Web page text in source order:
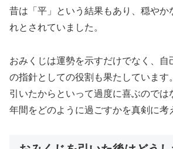
昔は「平」という結果もあり、穏やか
れとされていました。
おみくじは運勢を示すだけでなく、自
の指針としての役割も果たしています
引いたからといって過度に喜ぶのでは
年間をどのように過ごすかを真剣に考